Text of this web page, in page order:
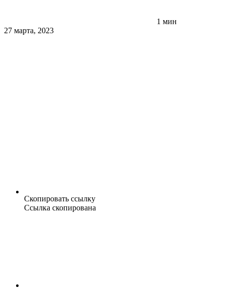
1 мин
27 марта, 2023
Скопировать ссылку
Ссылка скопирована